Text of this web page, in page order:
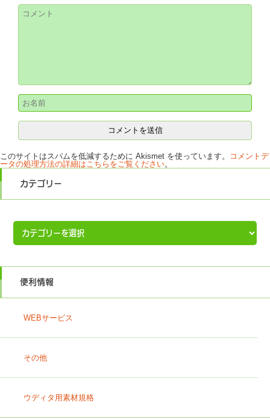
このサイトはスパムを低減するために Akismet を使っています。
コメントデ
ータの処理方法の詳細はこちらをご覧ください。
カテゴリー
便利情報
WEBサービス
その他
ウディタ用素材規格